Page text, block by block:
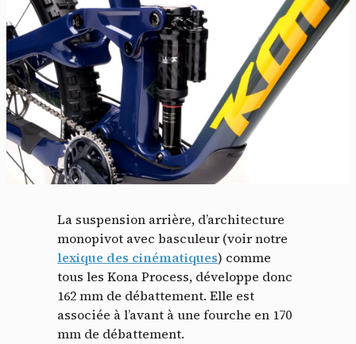
La suspension arrière, d’architecture
monopivot avec basculeur (voir notre
lexique des cinématiques) comme
tous les Kona Process, développe donc
162 mm de débattement. Elle est
associée à l’avant à une fourche en 170
mm de débattement.